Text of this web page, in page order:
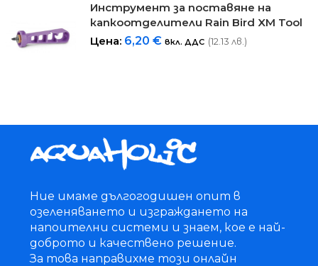
Инструмент за поставяне на
капкоотделители Rain Bird XM Tool
Цена: 6,20€ вкл. ДДС (12.13 лв.)
Ние имаме дългогодишен опит в
озеленяването и изграждането на
напоителни системи и знаем, кое е най-
доброто и качествено решение.
За това направихме този онлайн